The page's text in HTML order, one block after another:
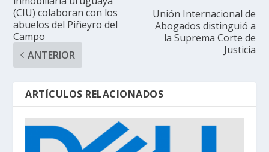
(CIU) colaboran con los
abuelos del Piñeyro del
Campo
ANTERIOR
Unión Internacional de
Abogados distinguió a
la Suprema Corte de
Justicia
ARTÍCULOS RELACIONADOS